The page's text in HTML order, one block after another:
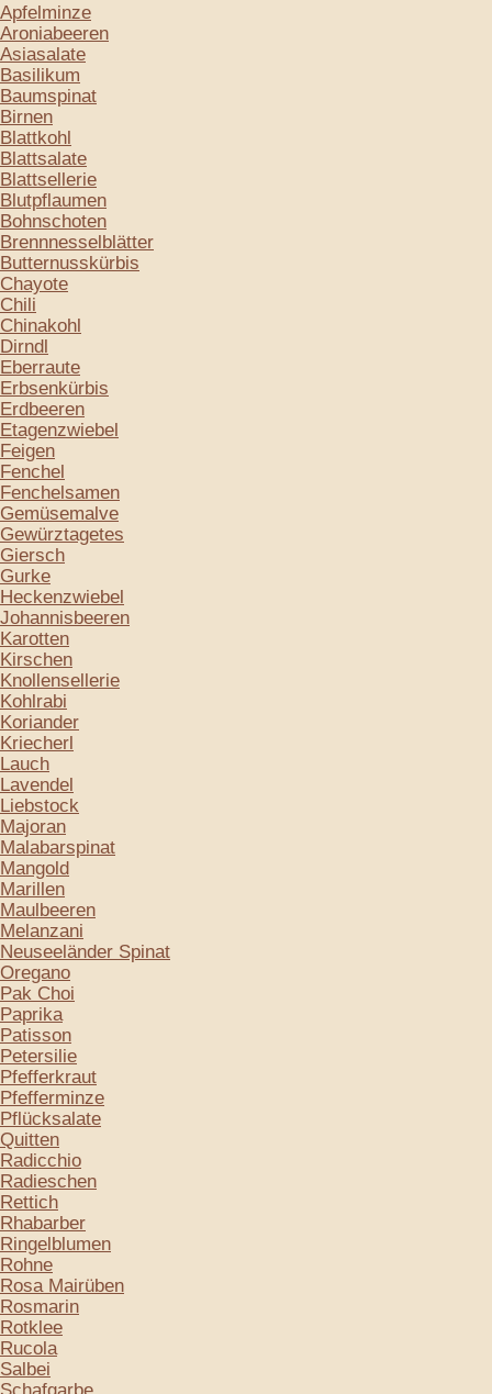
Apfelminze
Aroniabeeren
Asiasalate
Basilikum
Baumspinat
Birnen
Blattkohl
Blattsalate
Blattsellerie
Blutpflaumen
Bohnschoten
Brennnesselblätter
Butternusskürbis
Chayote
Chili
Chinakohl
Dirndl
Eberraute
Erbsenkürbis
Erdbeeren
Etagenzwiebel
Feigen
Fenchel
Fenchelsamen
Gemüsemalve
Gewürztagetes
Giersch
Gurke
Heckenzwiebel
Johannisbeeren
Karotten
Kirschen
Knollensellerie
Kohlrabi
Koriander
Kriecherl
Lauch
Lavendel
Liebstock
Majoran
Malabarspinat
Mangold
Marillen
Maulbeeren
Melanzani
Neuseeländer Spinat
Oregano
Pak Choi
Paprika
Patisson
Petersilie
Pfefferkraut
Pfefferminze
Pflücksalate
Quitten
Radicchio
Radieschen
Rettich
Rhabarber
Ringelblumen
Rohne
Rosa Mairüben
Rosmarin
Rotklee
Rucola
Salbei
Schafgarbe